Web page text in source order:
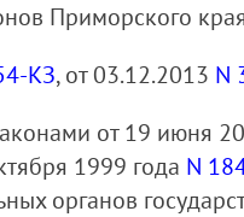
Приморского
КЗ, от 03.12.2013 N
от 19 июня
1999 года N
органов